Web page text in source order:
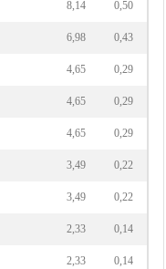
8,14 0,50
6,98 0,43
4,65 0,29
4,65 0,29
4,65 0,29
3,49 0,22
3,49 0,22
2,33 0,14
2,33 0,14